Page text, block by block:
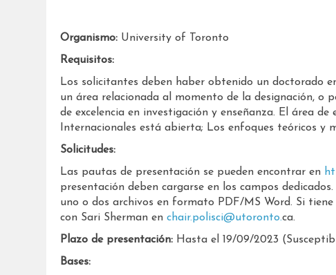
Organismo:University of Toronto
Requisitos:
Los solicitantes deben haber obtenido un doctorado
un área relacionada al momento de la designación, o
de excelencia en investigación y enseñanza. El área de
Internacionales está abierta; Los enfoques teóricos y
Solicitudes:
Las pautas de presentación se pueden encontrar en
presentación deben cargarse en los campos
uno o dos archivos en formato PDF/MS Word. Si
con Sari Sherman en chair.polisci@utoronto.ca.
Plazo de presentación:Hasta el 19/09/2023
Bases: